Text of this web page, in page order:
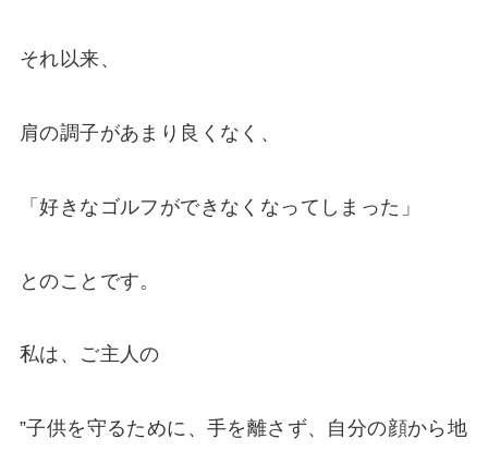
それ以来、
肩の調子があまり良くなく、
「好きなゴルフができなくなってしまった」
とのことです。
私は、ご主人の
”子供を守るために、手を離さず、自分の顔から地